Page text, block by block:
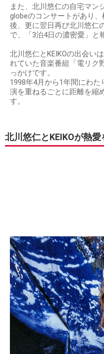
また、北川悠仁の自宅マン
globeのコンサートがあり
後、更に翌日再び北川悠仁
で、「3泊4日の濃密愛」と
北川悠仁とKEIKOの出会い
れていた音楽番組「電リク
っかけです。
1998年4月から1年間にわ
演を重ねるごとに距離を縮
す。
北川悠仁とKEIKOが熱愛